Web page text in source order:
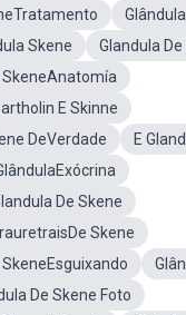
Skene
Glandula
SkeneAnatomía
E Skinne
DeVerdade
E
De Skene
Skene
De Skene Foto